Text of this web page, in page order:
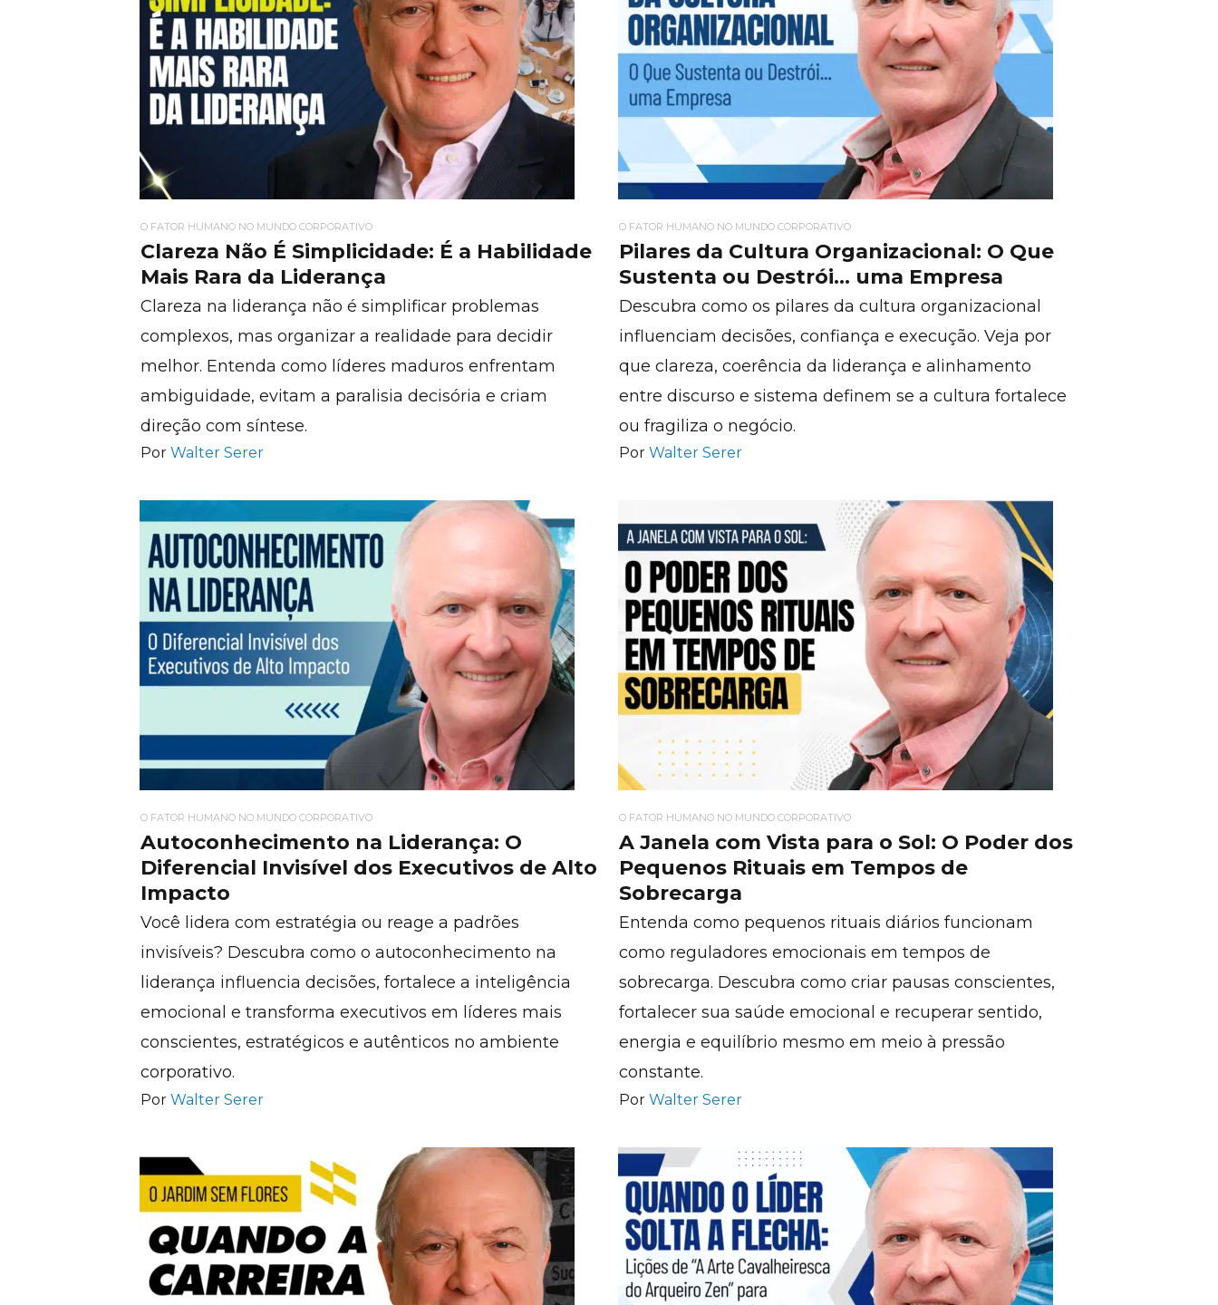
O FATOR HUMANO NO MUNDO CORPORATIVO
Clareza Não É Simplicidade: É a Habilidade
Mais Rara da Liderança
Clareza na liderança não é simplificar problemas
complexos, mas organizar a realidade para decidir
melhor. Entenda como líderes maduros enfrentam
ambiguidade, evitam a paralisia decisória e criam
direção com síntese.
Por Walter Serer
O FATOR HUMANO NO MUNDO CORPORATIVO
Pilares da Cultura Organizacional: O Que
Sustenta ou Destrói… uma Empresa
Descubra como os pilares da cultura organizacional
influenciam decisões, confiança e execução. Veja por
que clareza, coerência da liderança e alinhamento
entre discurso e sistema definem se a cultura fortalece
ou fragiliza o negócio.
Por Walter Serer
O FATOR HUMANO NO MUNDO CORPORATIVO
Autoconhecimento na Liderança: O
Diferencial Invisível dos Executivos de Alto
Impacto
Você lidera com estratégia ou reage a padrões
invisíveis? Descubra como o autoconhecimento na
liderança influencia decisões, fortalece a inteligência
emocional e transforma executivos em líderes mais
conscientes, estratégicos e autênticos no ambiente
corporativo.
Por Walter Serer
O FATOR HUMANO NO MUNDO CORPORATIVO
A Janela com Vista para o Sol: O Poder dos
Pequenos Rituais em Tempos de
Sobrecarga
Entenda como pequenos rituais diários funcionam
como reguladores emocionais em tempos de
sobrecarga. Descubra como criar pausas conscientes,
fortalecer sua saúde emocional e recuperar sentido,
energia e equilíbrio mesmo em meio à pressão
constante.
Por Walter Serer